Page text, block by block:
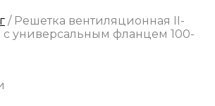
/ Решетка вентиляционная II-
с универсальным фланцем 100-